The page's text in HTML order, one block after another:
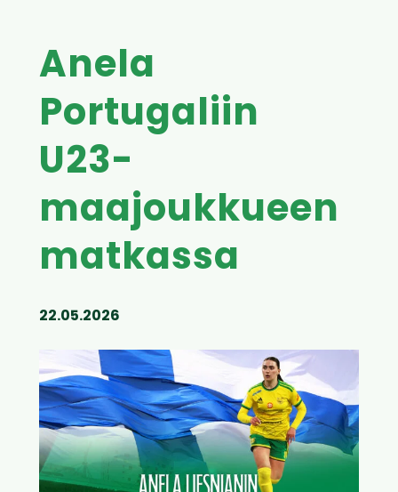
Anela
Portugaliin
U23-
maajoukkueen
matkassa
22.05.2026